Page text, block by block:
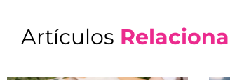
Artículos